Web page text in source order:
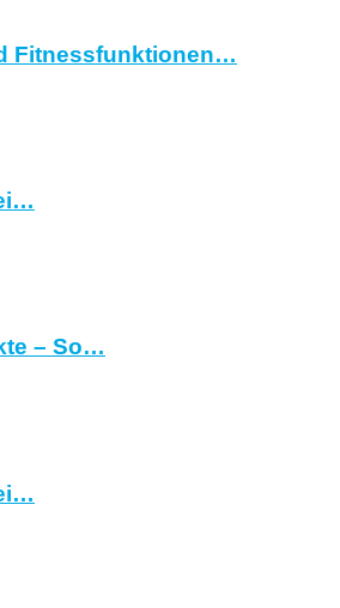
Fitnessfunktionen…
– So…